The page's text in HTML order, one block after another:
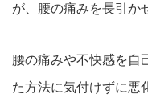
が、腰の痛みを長引か
腰の痛みや不快感を自
た方法に気付けずに悪